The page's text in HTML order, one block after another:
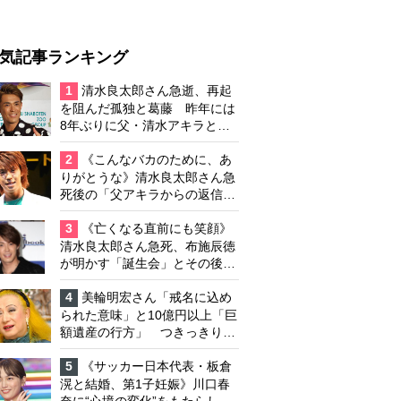
記事ランキング
1
清水良太郎さん急逝、再起
を阻んだ孤独と葛藤 昨年には
8年ぶりに父・清水アキラと共
演、本格的な活動再開に向かっ
ていたが…周囲が懸念していた
「不安定なところ」
2
《こんなバカのために、あ
りがとうな》清水良太郎さん急
死後の「父アキラからの返信」
布施辰徳が涙で明かす「順番が
違う」
3
《亡くなる直前にも笑顔》
清水良太郎さん急死、布施辰徳
が明かす「誕生会」とその後の
メッセージ
4
美輪明宏さん「戒名に込め
られた意味」と10億円以上「巨
額遺産の行方」 つきっきりで
私生活をサポートしていた元俳
優が相続か
5
《サッカー日本代表・板倉
滉と結婚、第1子妊娠》川口春